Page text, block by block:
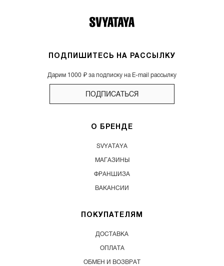
О БРЕНДЕ
SVYATAYA
МАГАЗИНЫ
ФРАНШИЗА
ВАКАНСИИ
ПОКУПАТЕЛЯМ
ДОСТАВКА
ОПЛАТА
ОБМЕН И ВОЗВРАТ
ПОДПИШИТЕСЬ НА РАССЫЛКУ
Дарим 1000 ₽ за подписку на E-mail рассылку
ПОДПИСАТЬСЯ